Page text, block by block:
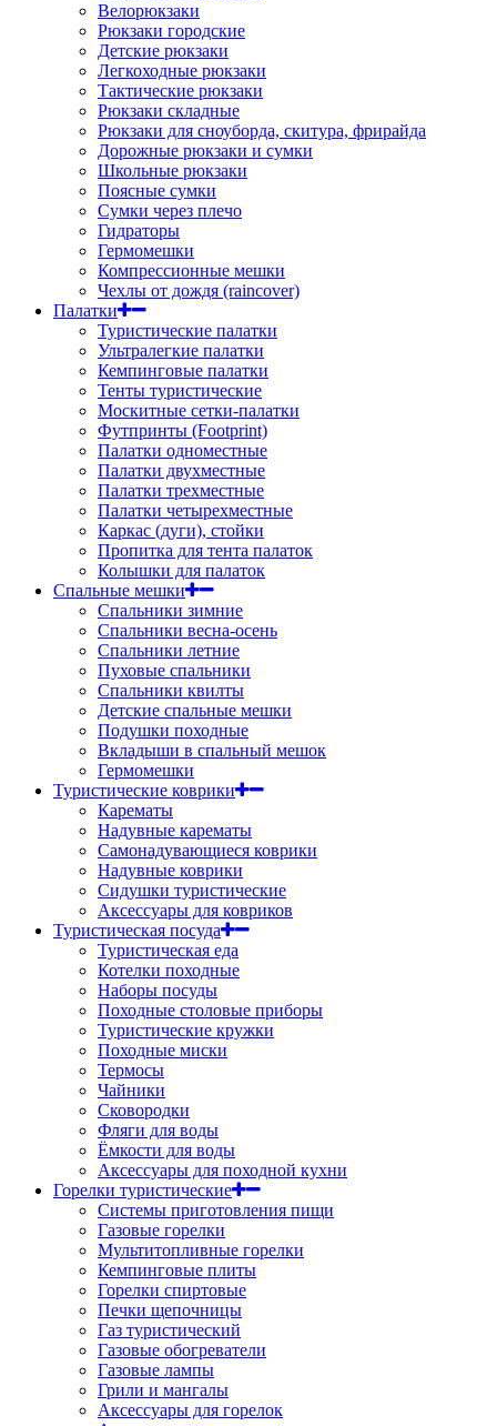
Велорюкзаки
Рюкзаки городские
Детские рюкзаки
Легкоходные рюкзаки
Тактические рюкзаки
Рюкзаки складные
Рюкзаки для сноуборда, скитура, фрирайда
Дорожные рюкзаки и сумки
Школьные рюкзаки
Поясные сумки
Сумки через плечо
Гидраторы
Гермомешки
Компрессионные мешки
Чехлы от дождя (raincover)
Палатки
Туристические палатки
Ультралегкие палатки
Кемпинговые палатки
Тенты туристические
Москитные сетки-палатки
Футпринты (Footprint)
Палатки одноместные
Палатки двухместные
Палатки трехместные
Палатки четырехместные
Каркас (дуги), стойки
Пропитка для тента палаток
Колышки для палаток
Спальные мешки
Спальники зимние
Спальники весна-осень
Спальники летние
Пуховые спальники
Спальники квилты
Детские спальные мешки
Подушки походные
Вкладыши в спальный мешок
Гермомешки
Туристические коврики
Карематы
Надувные карематы
Самонадувающиеся коврики
Надувные коврики
Сидушки туристические
Аксессуары для ковриков
Туристическая посуда
Туристическая еда
Котелки походные
Наборы посуды
Походные столовые приборы
Туристические кружки
Походные миски
Термосы
Чайники
Сковородки
Фляги для воды
Ёмкости для воды
Аксессуары для походной кухни
Горелки туристические
Системы приготовления пищи
Газовые горелки
Мультитопливные горелки
Кемпинговые плиты
Горелки спиртовые
Печки щепочницы
Газ туристический
Газовые обогреватели
Газовые лампы
Грили и мангалы
Аксессуары для горелок